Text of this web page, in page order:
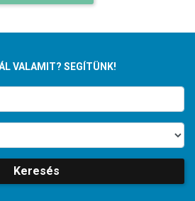
VALAMIT? SEGÍTÜNK!
Keresés